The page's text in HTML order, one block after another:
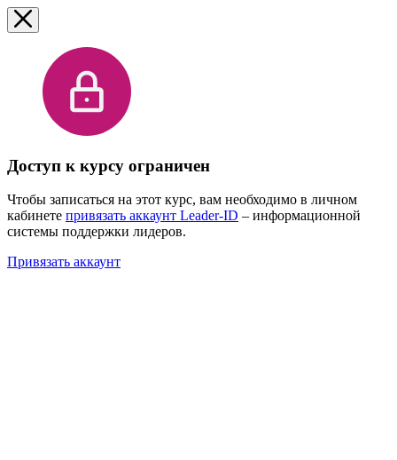
Доступ к курсу ограничен
Чтобы записаться на этот курс, вам необходимо в личном
кабинете привязать аккаунт Leader-ID – информационной
системы поддержки лидеров.
Привязать аккаунт